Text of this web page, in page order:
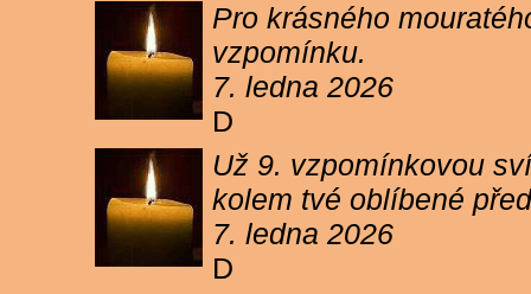
Pro krásného
vzpomínku.
7. ledna 2026
D
Už 9. vzpomínkovou
kolem tvé oblíbené
7. ledna 2026
D